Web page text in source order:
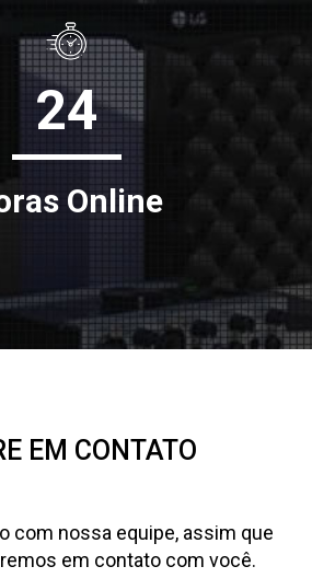
24
Online
EM CONTATO
com nossa equipe, assim que
em contato com você.